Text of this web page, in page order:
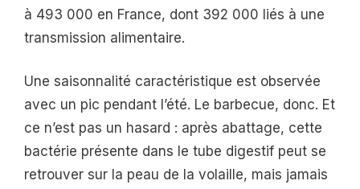
à 493 000 en France, dont 392 000 liés à une
transmission alimentaire.
Une saisonnalité caractéristique est observée
avec un pic pendant l’été. Le barbecue, donc. Et
ce n’est pas un hasard : après abattage, cette
bactérie présente dans le tube digestif peut se
retrouver sur la peau de la volaille, mais jamais